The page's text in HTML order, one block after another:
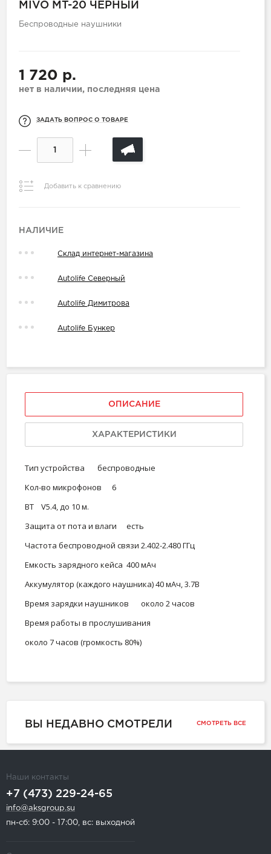
MIVO MT-20 ЧЕРНЫЙ
Беспроводные наушники
1 720 р.
нет в наличии, последняя цена
ЗАДАТЬ ВОПРОС О ТОВАРЕ
Добавить к сравнению
НАЛИЧИЕ
Склад интернет-магазина
Autolife Северный
Autolife Димитрова
Autolife Бункер
ОПИСАНИЕ
ХАРАКТЕРИСТИКИ
Тип устройства
беспроводные
Кол-во микрофонов
6
ВT
V5.4, до 10 м.
Защита от пота и влаги
есть
Частота беспроводной связи 2.402-2.480 ГГц
Емкость зарядного кейса 400 мАч
Аккумулятор (каждого наушника)40 мАч, 3.7В
Время зарядки наушников
около 2 часов
Время работы в прослушивания
около 7 часов (громкость 80%)
ВЫ НЕДАВНО СМОТРЕЛИ СМОТРЕТЬ ВСЕ
Наши контакты
+7 (473) 229-24-65
info@aksgroup.su
пн-сб: 9:00 - 17:00, вс: выходной